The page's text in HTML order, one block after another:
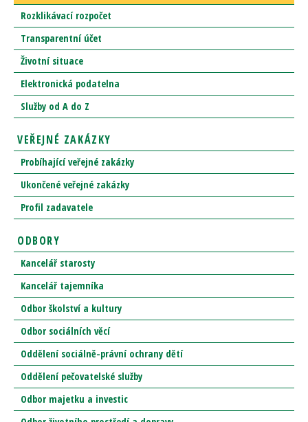
Rozklikávací rozpočet
Transparentní účet
Životní situace
Elektronická podatelna
Služby od A do Z
VEŘEJNÉ ZAKÁZKY
Probíhající veřejné zakázky
Ukončené veřejné zakázky
Profil zadavatele
ODBORY
Kancelář starosty
Kancelář tajemníka
Odbor školství a kultury
Odbor sociálních věcí
Oddělení sociálně-právní ochrany dětí
Oddělení pečovatelské služby
Odbor majetku a investic